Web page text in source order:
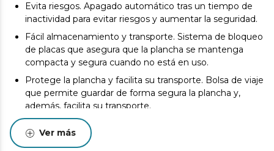
Evita riesgos. Apagado automático tras un tiempo de
inactividad para evitar riesgos y aumentar la seguridad.
Fácil almacenamiento y transporte. Sistema de bloqueo
de placas que asegura que la plancha se mantenga
compacta y segura cuando no está en uso.
Protege la plancha y facilita su transporte. Bolsa de viaje
que permite guardar de forma segura la plancha y,
además, facilita su transporte.
Ver más